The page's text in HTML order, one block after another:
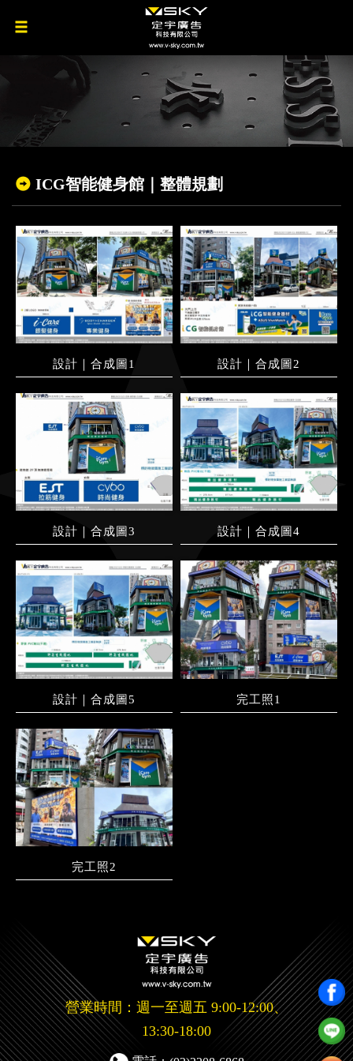
ICG智能健身館｜整體規劃
設計｜合成圖1 設計｜合成圖2
設計｜合成圖3 設計｜合成圖4
設計｜合成圖5 完工照1
完工照2
營業時間：週一至週五 9:00-12:00、
13:30-18:00